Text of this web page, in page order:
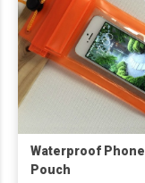
Waterproof Phone
Pouch